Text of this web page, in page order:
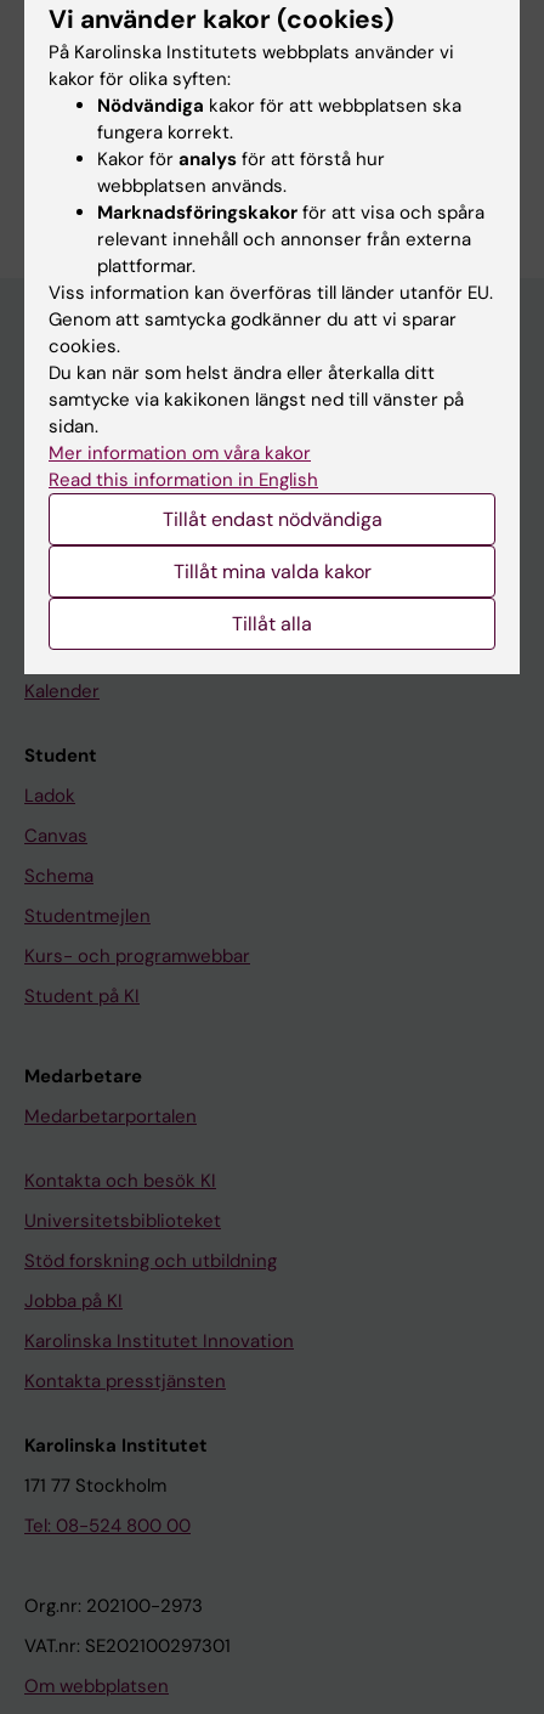
Foto: Johan Wingborg.
Är du Ann-Sofie Sten?
Redigera din profil
Huvudmeny
Utbildning
Forskarutbildning
Forskning
Nyheter
Kalender
Student
Ladok
Canvas
Schema
Studentmejlen
Kurs- och programwebbar
Student på KI
Medarbetare
Medarbetarportalen
Kontakta och besök KI
Universitetsbiblioteket
Stöd forskning och utbildning
Jobba på KI
Karolinska Institutet Innovation
Kontakta presstjänsten
Karolinska Institutet
171 77 Stockholm
Tel: 08-524 800 00
Org.nr: 202100-2973
VAT.nr: SE202100297301
Om webbplatsen
Vi använder kakor (cookies)
På Karolinska Institutets webbplats använder vi
kakor för olika syften:
Nödvändiga kakor för att webbplatsen ska
fungera korrekt.
Kakor för analys för att förstå hur
webbplatsen används.
Marknadsföringskakor för att visa och spåra
relevant innehåll och annonser från externa
plattformar.
Viss information kan överföras till länder utanför EU.
Genom att samtycka godkänner du att vi sparar
cookies.
Du kan när som helst ändra eller återkalla ditt
samtycke via kakikonen längst ned till vänster på
sidan.
Mer information om våra kakor
Read this information in English
Tillåt endast nödvändiga
Tillåt mina valda kakor
Tillåt alla